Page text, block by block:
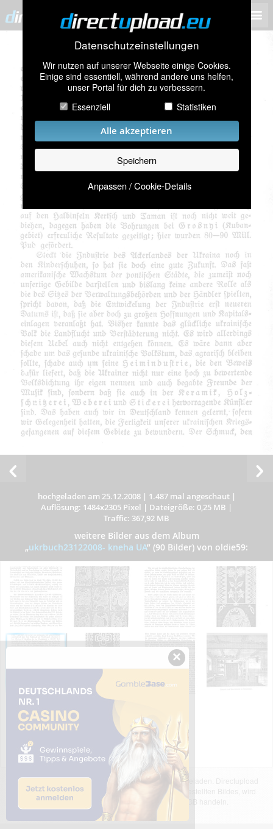
Datenschutzeinstellungen
Wir nutzen auf unserer Webseite einige Cookies.
Einige sind essentiell, während andere uns helfen,
unser Portal für dich zu verbessern.
Essenziell
Statistiken
Alle akzeptieren
Speichern
Anpassen / Cookie-Details
hochgeladen am 25.12.2008| 1.487 mal angeschaut|
Auflösung: 1484x2305 Pixel | Dateigröße: 0,25 MB |
Traffic: 367,92 MB
weitere Bilder aus dem Album
„ukrbuch23122008- kneha UA” (90 Bilder) von oldie59:
Das dargestellte Bild wurde von einem Nutzer hochgeladen. Directupload
übernimmt keinerlei Haftung für den Inhalt des dargestellten Bildes, wird
jedoch bei Verstößen nach §2(3) unserer AGB handeln.
×